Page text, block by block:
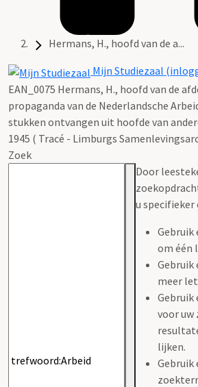
Hermans, H., hoofd van de a...
Mijn Studiezaal
EAN_0075 Hermans, H., hoofd van de
propaganda van de Nederlandsche
stukken ontvangen uit hoofde van
1945 ( Tracé - Limburgs
Zoek
Door
u specifieker
Gebruik
om één
Gebruik
meer
Gebruik
voor
lijken.
Gebruik